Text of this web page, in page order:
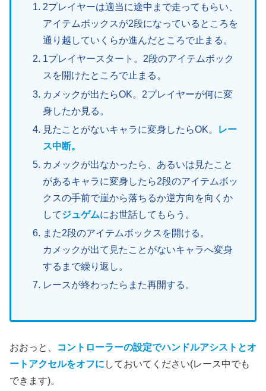
2プレイヤーは適当に途中まで走ってもらい、
アイテムボックスが2段になっているところを
通り越していくらか進んだところで止まる。
1プレイヤースタート。2段のアイテムボック
スを開けたところで止まる。
カメックが出たらOK。2プレイヤーが何に変
身したか見る。
見たことがないキャラに変身したらOK。
レー
ス中断。
カメックが出なかったら、あるいは見たこと
があるキャラに変身したら2段のアイテムボッ
クスの手前で崖から落ちるか逆方向を向くか
してジュゲムにお世話してもらう。
また2段のアイテムボックスを開ける。
カメックが出て見たことがないキャラへ変身
するまで繰り返し。
レースが終わったらまた再開する。
おおっと、
コントローラーの設定でハンドルアシストとオ
ートアクセルをオフに しておいてください(レース中でも
できます)。